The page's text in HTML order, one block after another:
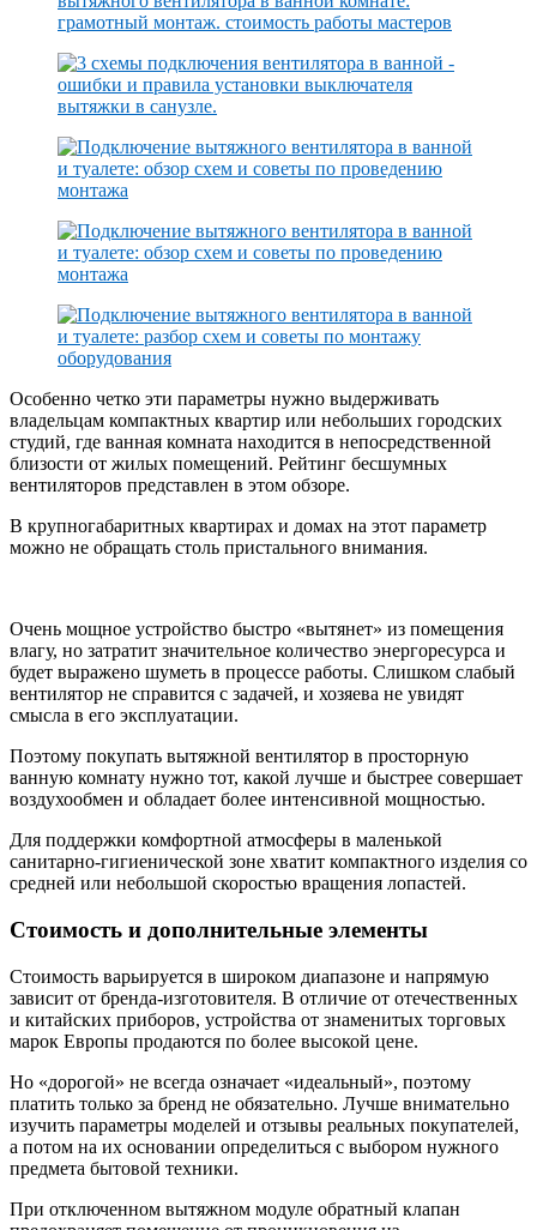
Особенно четко эти параметры нужно выдерживать
владельцам компактных квартир или небольших городских
студий, где ванная комната находится в непосредственной
близости от жилых помещений. Рейтинг бесшумных
вентиляторов представлен в этом обзоре.
В крупногабаритных квартирах и домах на этот параметр
можно не обращать столь пристального внимания.
Очень мощное устройство быстро «вытянет» из помещения
влагу, но затратит значительное количество энергоресурса и
будет выражено шуметь в процессе работы. Слишком слабый
вентилятор не справится с задачей, и хозяева не увидят
смысла в его эксплуатации.
Поэтому покупать вытяжной вентилятор в просторную
ванную комнату нужно тот, какой лучше и быстрее совершает
воздухообмен и обладает более интенсивной мощностью.
Для поддержки комфортной атмосферы в маленькой
санитарно-гигиенической зоне хватит компактного изделия со
средней или небольшой скоростью вращения лопастей.
Стоимость и дополнительные элементы
Стоимость варьируется в широком диапазоне и напрямую
зависит от бренда-изготовителя. В отличие от отечественных
и китайских приборов, устройства от знаменитых торговых
марок Европы продаются по более высокой цене.
Но «дорогой» не всегда означает «идеальный», поэтому
платить только за бренд не обязательно. Лучше внимательно
изучить параметры моделей и отзывы реальных покупателей,
а потом на их основании определиться с выбором нужного
предмета бытовой техники.
При отключенном вытяжном модуле обратный клапан